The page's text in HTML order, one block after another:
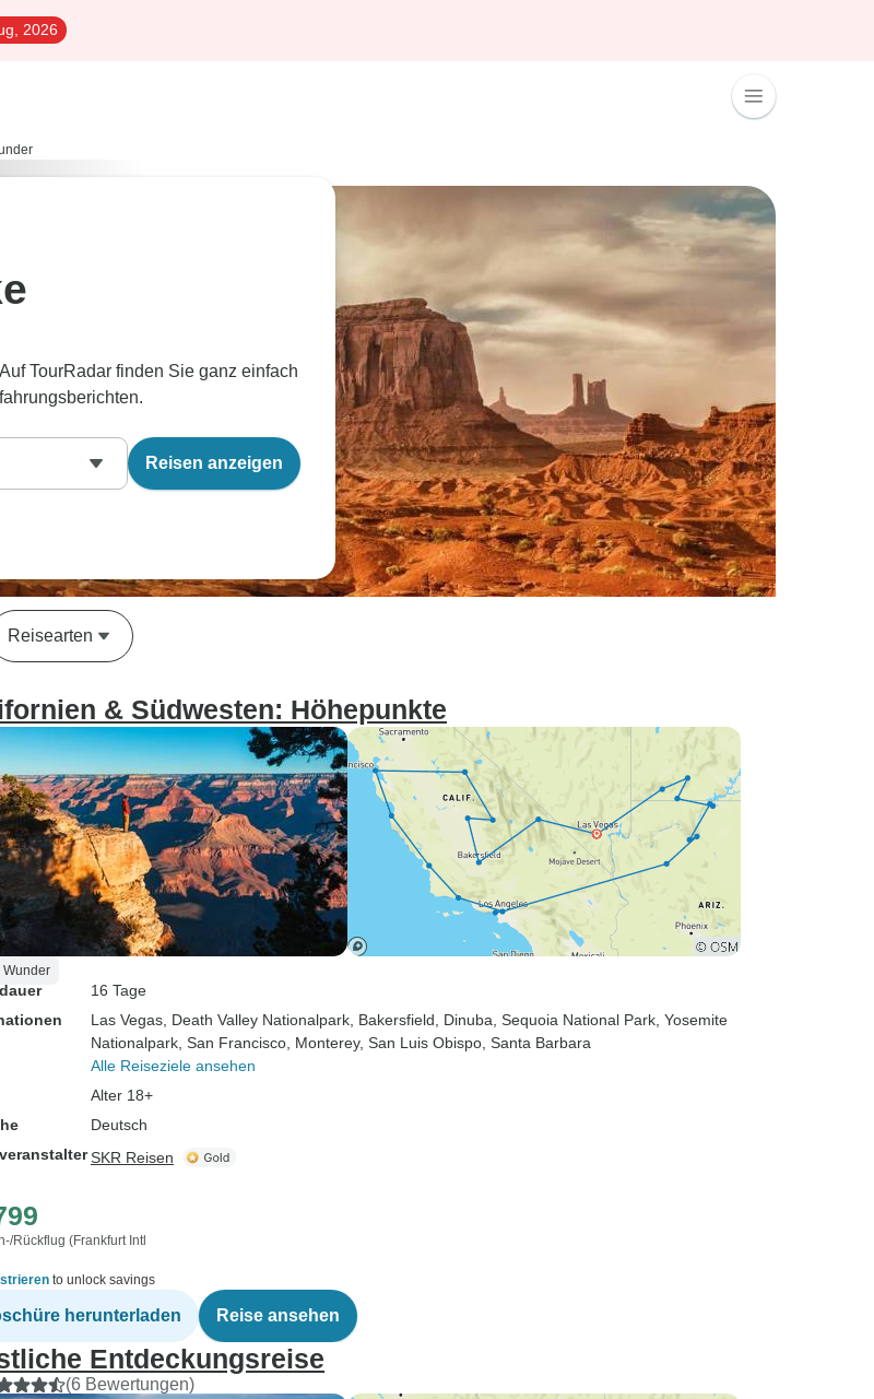
2026
TourRadar finden Sie ganz einfach
Reisen anzeigen
Reisearten
& Südwesten: Höhepunkte
Wunder
16 Tage
Las Vegas , Death Valley Nationalpark , Bakersfield , Dinuba , Sequoia National Park , Yosemite
Nationalpark , San Francisco , Monterey, San Luis Obispo , Santa Barbara
Alle Reiseziele ansehen
Alter 18+
Deutsch
SKR Reisen
Rückflug (Frankfurt Intl
to unlock savings
herunterladen Reise ansehen
Entdeckungsreise
(6 Bewertungen)